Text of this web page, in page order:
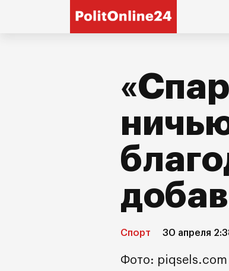
Спорт 30 апреля
Фото: piqsels.com